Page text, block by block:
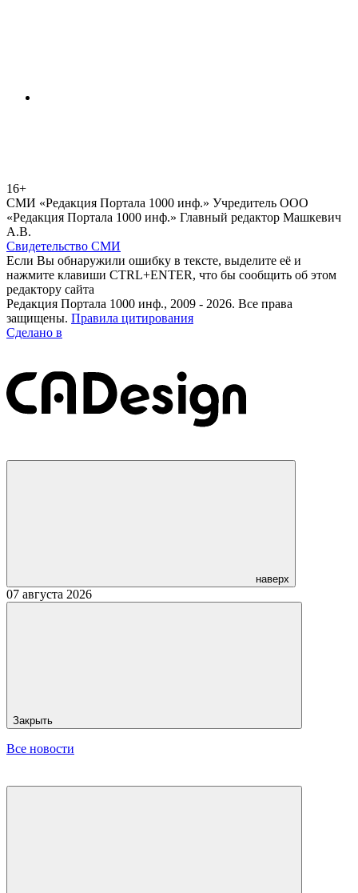
16+
СМИ «Редакция Портала 1000 инф.» Учредитель ООО
«Редакция Портала 1000 инф.» Главный редактор Машкевич
А.В.
Свидетельство СМИ
Если Вы обнаружили ошибку в тексте, выделите её и
нажмите клавиши CTRL+ENTER, что бы сообщить об этом
редактору сайта
Редакция Портала 1000 инф., 2009 - 2026. Все права
защищены. Правила цитирования
Сделано в
наверх
07 августа 2026
Закрыть
Все новости